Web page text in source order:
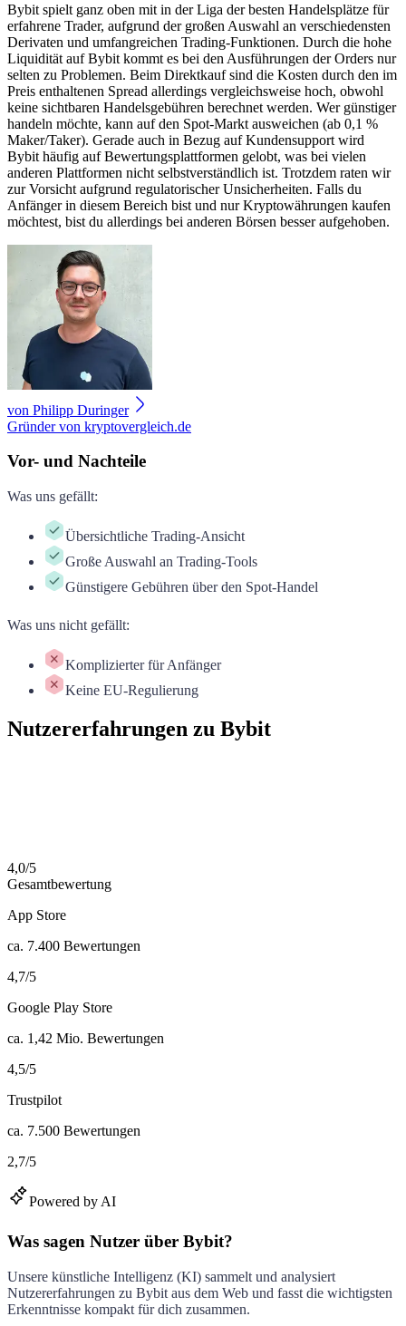
Bybit spielt ganz oben mit in der Liga der besten Handelsplätze für
erfahrene Trader, aufgrund der großen Auswahl an verschiedensten
Derivaten und umfangreichen Trading-Funktionen. Durch die hohe
Liquidität auf Bybit kommt es bei den Ausführungen der Orders nur
selten zu Problemen. Beim Direktkauf sind die Kosten durch den im
Preis enthaltenen Spread allerdings vergleichsweise hoch, obwohl
keine sichtbaren Handelsgebühren berechnet werden. Wer günstiger
handeln möchte, kann auf den Spot-Markt ausweichen (ab 0,1 %
Maker/Taker). Gerade auch in Bezug auf Kundensupport wird
Bybit häufig auf Bewertungsplattformen gelobt, was bei vielen
anderen Plattformen nicht selbstverständlich ist. Trotzdem raten wir
zur Vorsicht aufgrund regulatorischer Unsicherheiten. Falls du
Anfänger in diesem Bereich bist und nur Kryptowährungen kaufen
möchtest, bist du allerdings bei anderen Börsen besser aufgehoben.
von Philipp Duringer
Gründer von kryptovergleich.de
Vor- und Nachteile
Was uns gefällt:
Übersichtliche Trading-Ansicht
Große Auswahl an Trading-Tools
Günstigere Gebühren über den Spot-Handel
Was uns nicht gefällt:
Komplizierter für Anfänger
Keine EU-Regulierung
Nutzererfahrungen zu Bybit
4,0/5
Gesamtbewertung
App Store
ca. 7.400 Bewertungen
4,7/5
Google Play Store
ca. 1,42 Mio. Bewertungen
4,5/5
Trustpilot
ca. 7.500 Bewertungen
2,7/5
Powered by AI
Was sagen Nutzer über Bybit?
Unsere künstliche Intelligenz (KI) sammelt und analysiert
Nutzererfahrungen zu Bybit aus dem Web und fasst die wichtigsten
Erkenntnisse kompakt für dich zusammen.